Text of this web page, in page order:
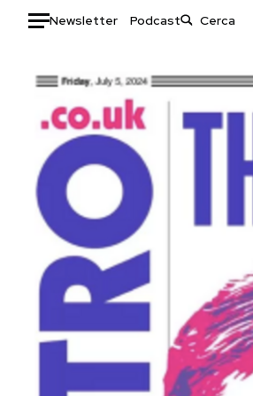
Newsletter Podcast
HOME
Mondo
Politica
Tecnologia
Internet
Scienza
Cultura